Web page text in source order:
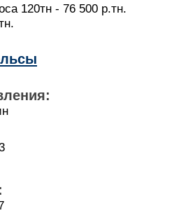
120тн - 76 500 р.тн.